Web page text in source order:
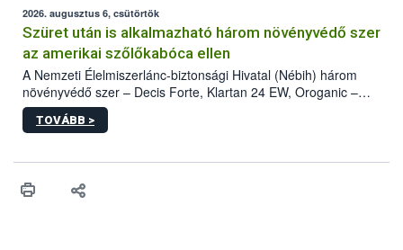
az intenzív felderítést, emellett az intézkedéseket a szlovák
hatósággal is összehangolják a terjedés megállítása érdekében.
2026. augusztus 6, csütörtök
Szüret után is alkalmazható három növényvédő szer
az amerikai szőlőkabóca ellen
A Nemzeti Élelmiszerlánc-biztonsági Hivatal (Nébih) három
növényvédő szer – Decis Forte, Klartan 24 EW, Oroganic –
engedélyokiratát módosította, így azok a szüretet követően,
egészen a vesszőérettség (BBCH 91) stádiumáig
érésű szőlőkben is legyen lehetőség a károsító elleni további
felhasználók számára is elérhető és ökológiai termesztésben is
TOVÁBB >